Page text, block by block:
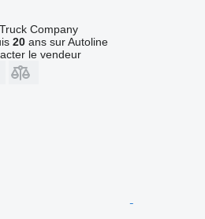
Company
20ans sur Autoline
le vendeur